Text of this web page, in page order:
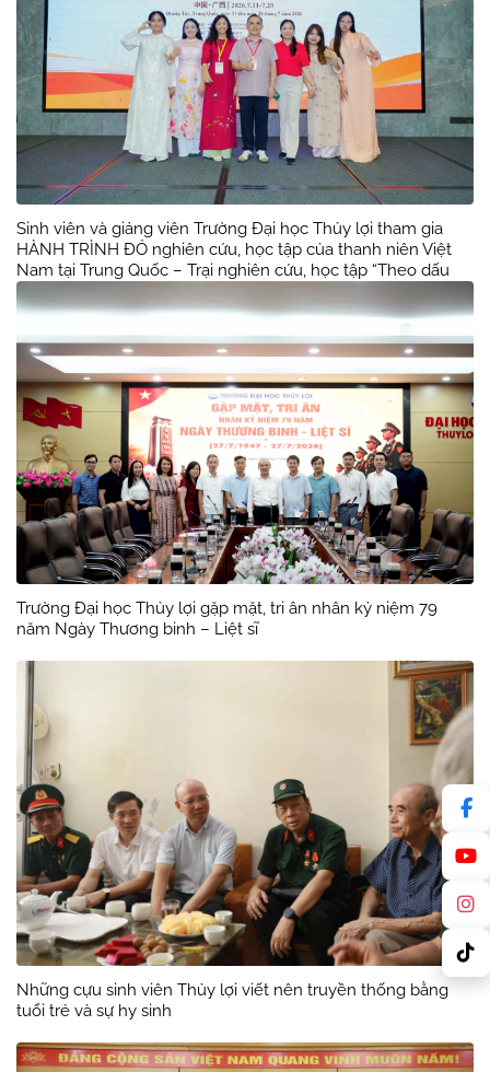
Sinh viên và giảng viên Trường Đại học Thủy lợi tham gia
HÀNH TRÌNH ĐỎ nghiên cứu, học tập của thanh niên Việt
Nam tại Trung Quốc – Trại nghiên cứu, học tập “Theo dấu
chân Bác Hồ” năm 2026
Trường Đại học Thủy lợi gặp mặt, tri ân nhân kỷ niệm 79
năm Ngày Thương binh – Liệt sĩ
Những cựu sinh viên Thủy lợi viết nên truyền thống bằng
tuổi trẻ và sự hy sinh